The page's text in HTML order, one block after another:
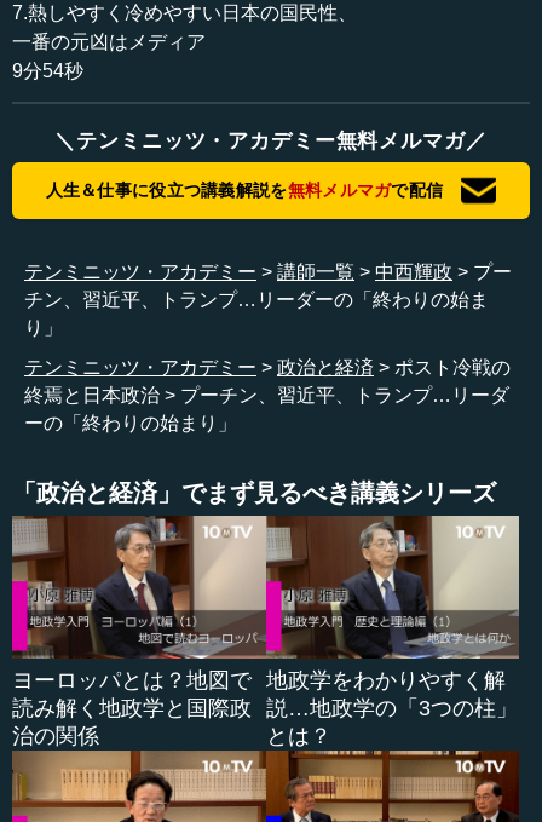
代」が必ずあるのです。だから、政治の大きな流れを考え
るときに、「世代」が非常に重要な意味を持つのです。
代がいったん昭和から平成へと交代し、そうして今、新し
い令和の世代へ、ということがそれにあたるのかもしれま
せん）の中で、アメリカやヨーロッパでは「Z世代」という
先ほどの例でいきますと、2012年から始まった世界激
変、世界がハチャメチャになる時代は、ネガティブな意味
の人物を中心に議論しました。一人は、プーチン。もう一
人は、習近平。そして、トランプ。この3人が、ずっと世界
をかき乱した時代だった。
しかし2022年という年は、この3人の時代が終わった、
あるいは終わろうとしている、あるいはいずれ終わるであ
ろうという見通しがついた。この意味で、2012年からの10
年間は、やはり一区切りなのだと私は思っています。
●プーチン、習近平、トランプ…その「終わりの始ま
り」
中西 それはどういうことかというと、2022年に起こった
ことは、一つはウクライナ戦争です。プーチンにとって
は、少なくとも「終わりの始まり」で、このままプーチン
7.熱しやすく冷めやすい日本の国民性、
一番の元凶はメディア
9分54秒
＼テンミニッツ・アカデミー無料メルマガ／
人生＆仕事に役立つ講義解説を無料メルマガで配信
テンミニッツ・アカデミー 講師一覧 中西輝政
プー
チン、習近平、トランプ…リーダーの「終わりの始ま
り」
テンミニッツ・アカデミー
政治と経済
ポスト冷戦の
終焉と日本政治
プーチン、習近平、トランプ…リーダ
ーの「終わりの始まり」
「政治と経済」でまず見るべき講義シリーズ
ヨーロッパとは？地図で
読み解く地政学と国際政
治の関係
地政学をわかりやすく解
説…地政学の「3つの柱」
とは？